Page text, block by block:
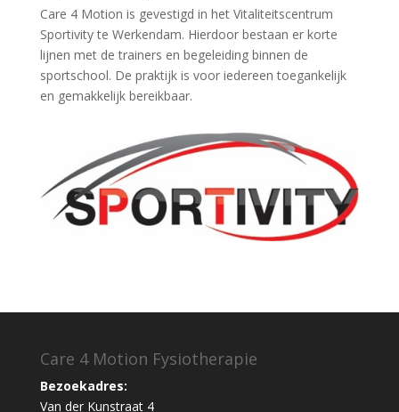
Care 4 Motion is gevestigd in het Vitaliteitscentrum
Sportivity te Werkendam. Hierdoor bestaan er korte
lijnen met de trainers en begeleiding binnen de
sportschool. De praktijk is voor iedereen toegankelijk
en gemakkelijk bereikbaar.
Care 4 Motion Fysiotherapie
Bezoekadres:
Van der Kunstraat 4